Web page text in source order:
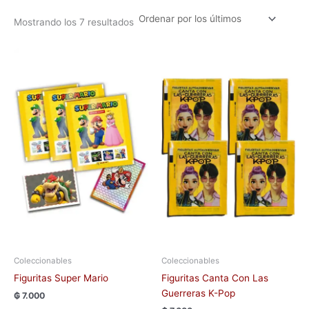
Mostrando los 7 resultados
Coleccionables
Figuritas Super Mario
₲ 7.000
Coleccionables
Figuritas Canta Con Las
Guerreras K-Pop